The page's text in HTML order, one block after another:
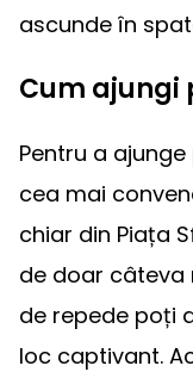
ascunde în
Cum ajungi
Pentru a
cea mai
chiar din Piața
de doar câteva
de repede poți
loc captivant.